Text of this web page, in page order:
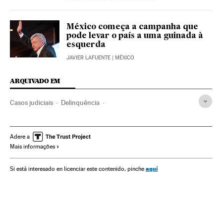
México começa a campanha que
pode levar o país a uma guinada à
esquerda
JAVIER LAFUENTE | MÉXICO
ARQUIVADO EM
Casos judiciais Delinquência
Delitos Justiça Jalisco
Pessoas desaparecidas
Casos por resolver Narcotráfico Crime organizado
Adere a
Mais informações
Si está interesado en licenciar este contenido, pinche aquí